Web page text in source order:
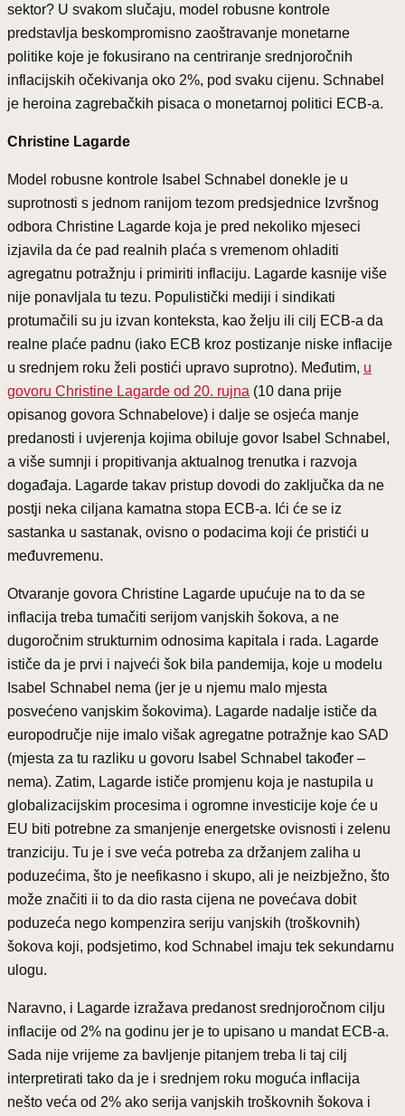
sektor? U svakom slučaju, model robusne kontrole
predstavlja beskompromisno zaoštravanje monetarne
politike koje je fokusirano na centriranje srednjoročnih
inflacijskih očekivanja oko 2%, pod svaku cijenu. Schnabel
je heroina zagrebačkih pisaca o monetarnoj politici ECB-a.
Christine Lagarde
Model robusne kontrole Isabel Schnabel donekle je u
suprotnosti s jednom ranijom tezom predsjednice Izvršnog
odbora Christine Lagarde koja je pred nekoliko mjeseci
izjavila da će pad realnih plaća s vremenom ohladiti
agregatnu potražnju i primiriti inflaciju. Lagarde kasnije više
nije ponavljala tu tezu. Populistički mediji i sindikati
protumačili su ju izvan konteksta, kao želju ili cilj ECB-a da
realne plaće padnu (iako ECB kroz postizanje niske inflacije
u srednjem roku želi postići upravo suprotno). Međutim, u
govoru Christine Lagarde od 20. rujna (10 dana prije
opisanog govora Schnabelove) i dalje se osjeća manje
predanosti i uvjerenja kojima obiluje govor Isabel Schnabel,
a više sumnji i propitivanja aktualnog trenutka i razvoja
događaja. Lagarde takav pristup dovodi do zaključka da ne
postji neka ciljana kamatna stopa ECB-a. Ići će se iz
sastanka u sastanak, ovisno o podacima koji će pristići u
međuvremenu.
Otvaranje govora Christine Lagarde upućuje na to da se
inflacija treba tumačiti serijom vanjskih šokova, a ne
dugoročnim strukturnim odnosima kapitala i rada. Lagarde
ističe da je prvi i najveći šok bila pandemija, koje u modelu
Isabel Schnabel nema (jer je u njemu malo mjesta
posvećeno vanjskim šokovima). Lagarde nadalje ističe da
europodručje nije imalo višak agregatne potražnje kao SAD
(mjesta za tu razliku u govoru Isabel Schnabel također –
nema). Zatim, Lagarde ističe promjenu koja je nastupila u
globalizacijskim procesima i ogromne investicije koje će u
EU biti potrebne za smanjenje energetske ovisnosti i zelenu
tranziciju. Tu je i sve veća potreba za držanjem zaliha u
poduzećima, što je neefikasno i skupo, ali je neizbježno, što
može značiti ii to da dio rasta cijena ne povećava dobit
poduzeća nego kompenzira seriju vanjskih (troškovnih)
šokova koji, podsjetimo, kod Schnabel imaju tek sekundarnu
ulogu.
Naravno, i Lagarde izražava predanost srednjoročnom cilju
inflacije od 2% na godinu jer je to upisano u mandat ECB-a.
Sada nije vrijeme za bavljenje pitanjem treba li taj cilj
interpretirati tako da je i srednjem roku moguća inflacija
nešto veća od 2% ako serija vanjskih troškovnih šokova i